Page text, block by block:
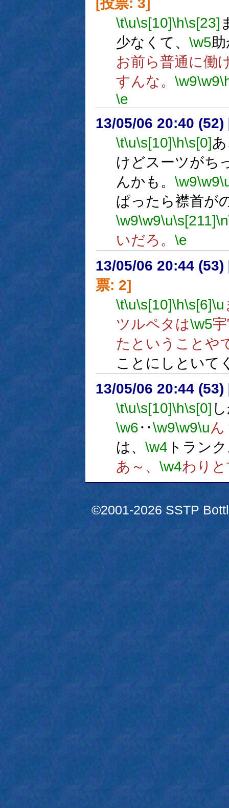
\t\u\s[10]\h\s[23]
少なくて、 \w5
お前ら普通に働
すんな。 \w9\w9
\e
13/05/06 20:40 (52)
\t\u\s[10]\h\s[0]
けどスーツがち
んかも。 \w9\w9
ぱったら襟首が
\w9\w9\u\s[211]\n
いだろ。 \e
13/05/06 20:44 (53)
票: 2]
\t\u\s[10]\h\s[6]\u
ツルペタは\w5
たということや
ことにしといて
13/05/06 20:44 (53)
\t\u\s[10]\h\s[0]
\w6‥\w9\w9\uん
は、 \w4 トラン
あ～、 \w4わり
©2001-2026 SSTP